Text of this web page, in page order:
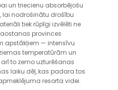
un triecienu absorbējošu
nodrošinātu drošību
tiek rūpīgi izvēlēti ne
provinces
apstākļiem — intensīvu
temperatūrām un
to zemo uzturēšanas
laiku dēļ, kas padara tos
resorta videi.